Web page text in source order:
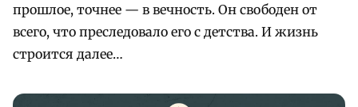
прошлое, точнее — в вечность. Он свободен от
всего, что преследовало его с детства. И жизнь
строится далее…